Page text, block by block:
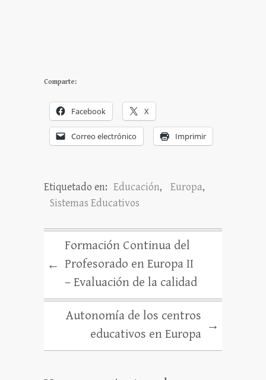
Comparte:
Facebook X
Correo electrónico Imprimir
Etiquetado en: Educación, Europa,
Sistemas Educativos
←
Formación Continua del
Profesorado en Europa II
– Evaluación de la calidad
Autonomía de los centros
educativos en Europa
→